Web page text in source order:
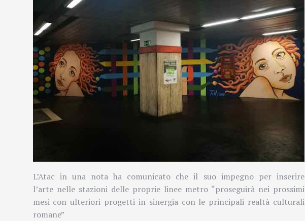
L’Atac in una nota ha comunicato che il suo impegno per inserire
l’arte nelle stazioni delle proprie linee metro “proseguirà nei prossimi
mesi con ulteriori progetti in sinergia con le principali realtà culturali
romane”